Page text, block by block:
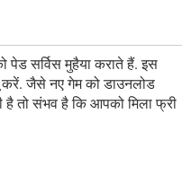
सर्विस मुहैया कराते हैं. इस
करें. जैसे नए गेम को डाउनलोड
तो संभव है कि आपको मिला फ्री